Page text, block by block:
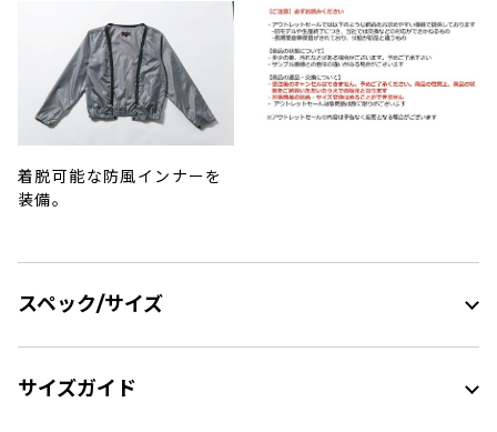
着脱可能な防風インナーを
装備。
スペック/サイズ
サイズガイド